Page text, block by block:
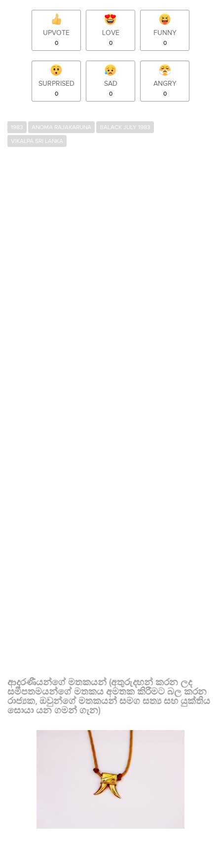
UPVOTE
0
LOVE
0
FUNNY
0
SURPRISED
0
SAD
0
ANGRY
0
1983 ANOMA RAJAKARUNA
BALACK JULY 1983
VIKALPA SRI LANKA
ආදරණීයන්ගේ මතකයන් (අතුරුදහන් කරන ලද
සමීපතමයන්ගේ මතකය අමතක කිරීමට බල කරන
රාජ්‍යක, ඔවුන්ගේ මතකයන් සමග සත්‍ය සහ යුක්තිය
සොයා යන ගමන් ගැන)